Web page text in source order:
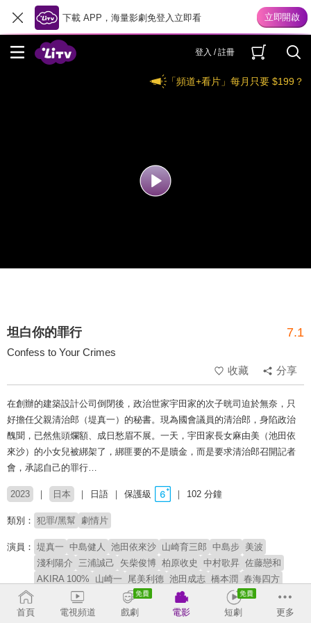
下載 APP，海量影劇免登入立即看
登入 / 註冊
「頻道+看片」每月只要 $199？
坦白你的罪行 7.1
Confess to Your Crimes
收藏
分享
在創辦的建築設計公司倒閉後，政治世家宇田家的次子晄司迫於無奈，只
好擔任父親清治郎（堤真一）的秘書。現為國會議員的清治郎，身陷政治
醜聞，已然焦頭爛額、成日愁眉不展。一天，宇田家長女麻由美（池田依
來沙）的小女兒被綁架了，綁匪要的不是贖金，而是要求清治郎召開記者
會，承認自己的罪行…
2023 日本 日語 保護級 102 分鐘
類別： 犯罪/黑幫 劇情片
演員： 堤真一 中島健人 池田依來沙 山崎育三郎 中島步 美波
淺利陽介
三浦誠己 矢柴俊博 柏原收史 中村歌昇 佐藤戀和
AKIRA 100%
山崎一 尾美利德 池田成志 橋本潤 春海四方
小林勝也 菅原大吉 升毅 平泉成 尾野真千子
金田明夫
角野卓造
首頁 電視頻道 戲劇 電影 短劇 更多